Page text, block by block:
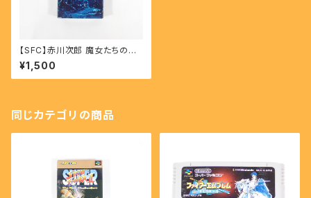
【SFC】赤川次郎 魔女たちの眠
り- Jiro Akagawa Majotachi
no nemuri
¥1,500
同じカテゴリの商品